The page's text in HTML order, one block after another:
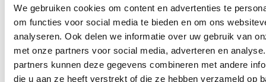
We gebruiken cookies om content en advertenties te
om functies voor social media te bieden en om ons
analyseren. Ook delen we informatie over uw gebruik van
met onze partners voor social media, adverteren en
partners kunnen deze gegevens combineren met andere
die u aan ze heeft verstrekt of die ze hebben verzameld op